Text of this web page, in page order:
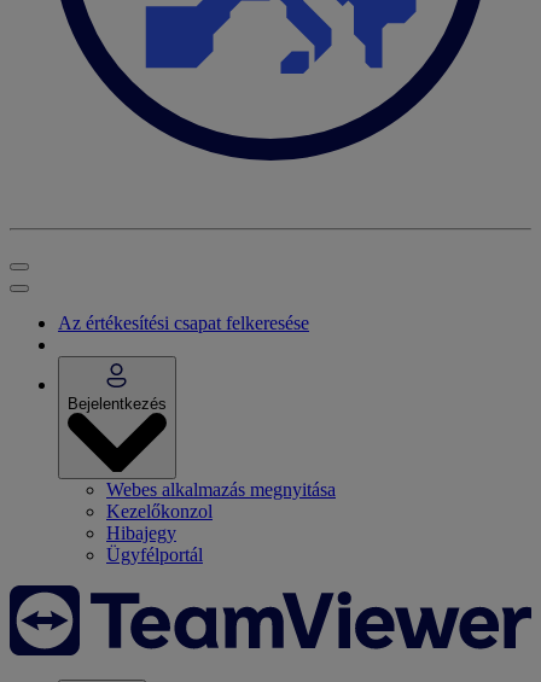
Az értékesítési csapat felkeresése
Bejelentkezés
Webes alkalmazás megnyitása
Kezelőkonzol
Hibajegy
Ügyfélportál